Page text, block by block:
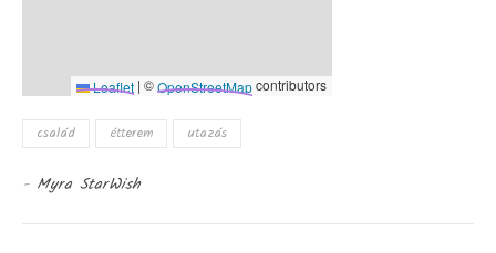
Leaflet | ©OpenStreetMapcontributors
család étterem utazás
- Myra StarWish